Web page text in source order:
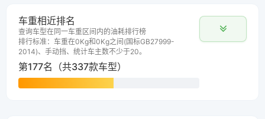
车重相近排名
查询车型在同一车重区间内的油耗排行榜
排行标准：车重在0Kg和0Kg之间(国标GB27999-
2014)、手动挡、统计车主数不少于20。
第177名（共337款车型）